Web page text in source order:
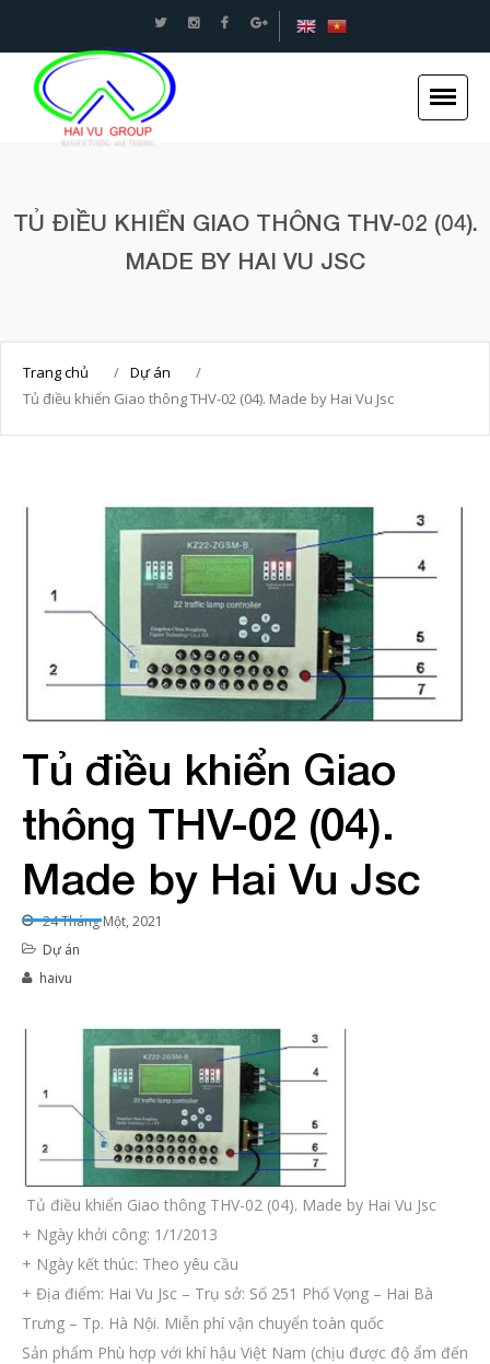
Trang chủ
Giới thiệu
Tuyển dụng
Liên hệ
An toàn Giao thông - Kết cấu thép Xây dựng -Hải
Vũ Group
TỦ ĐIỀU KHIỂN GIAO THÔNG THV-02 (04).
MADE BY HAI VU JSC
Trang chủ / Dự án
/
Tủ điều khiển Giao thông THV-02 (04). Made by Hai Vu Jsc
Tủ điều khiển Giao
thông THV-02 (04).
Made by Hai Vu Jsc
24 Tháng Một, 2021
Dự án
haivu
Tủ điều khiển Giao thông THV-02 (04). Made by Hai Vu Jsc
+ Ngày khởi công: 1/1/2013
+ Ngày kết thúc: Theo yêu cầu
+ Địa điểm: Hai Vu Jsc – Trụ sở: Số 251 Phố Vọng – Hai Bà
Trưng – Tp. Hà Nội. Miễn phí vận chuyển toàn quốc
Sản phẩm Phù hợp với khí hậu Việt Nam (chịu được độ ẩm đến